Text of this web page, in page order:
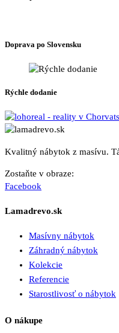
Doprava po Slovensku
Rýchle dodanie
Kvalitný nábytok z masívu.
Zostaňte v obraze:
Facebook
Lamadrevo.sk
Masívny nábytok
Záhradný nábytok
Kolekcie
Referencie
Starostlivosť o nábytok
O nákupe